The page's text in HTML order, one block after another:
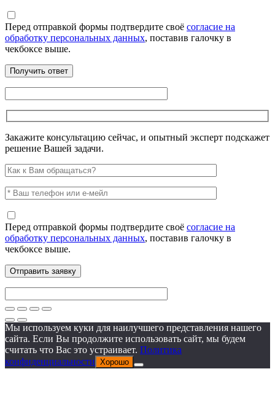
Перед отправкой формы подтвердите своё согласие на
обработку персональных данных, поставив галочку в
чекбоксе выше.
Закажите консультацию сейчас, и опытный эксперт подскажет
решение Вашей задачи.
Перед отправкой формы подтвердите своё согласие на
обработку персональных данных, поставив галочку в
чекбоксе выше.
Мы используем куки для наилучшего представления нашего
сайта. Если Вы продолжите использовать сайт, мы будем
считать что Вас это устраивает. Политика
конфиденциальности Хорошо